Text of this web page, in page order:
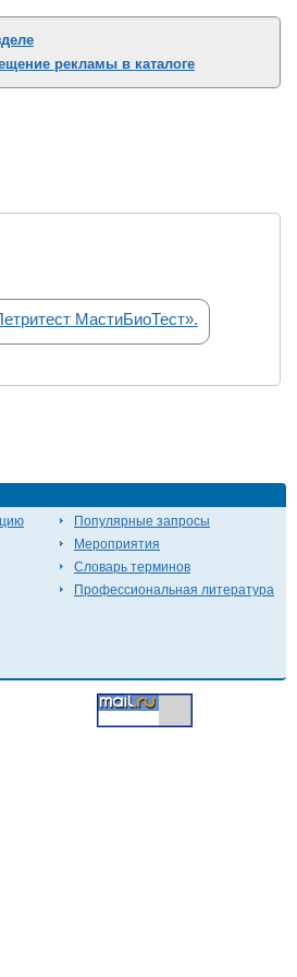
рекламы в каталоге
МастиБиоТест».
Популярные запросы
Мероприятия
Словарь терминов
Профессиональная литература